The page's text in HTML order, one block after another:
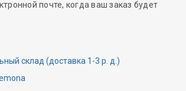
почте, когда ваш заказ будет
склад (доставка 1-3 р. д.)